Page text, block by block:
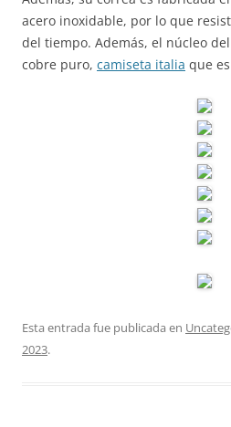
acero inoxidable, por lo que
del tiempo. Además, el núcleo
cobre puro, camiseta italia que
Esta entrada fue publicada en
2023.